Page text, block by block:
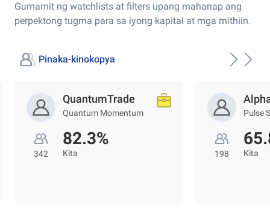
Gumamit ng watchlists at filters upang mahanap ang
perpektong tugma para sa iyong kapital at mga mithiin.
Pinaka-kinokopya
QuantumTrade
Quantum Momentum
342
82.3%
Kita
Pulse
198 Kita